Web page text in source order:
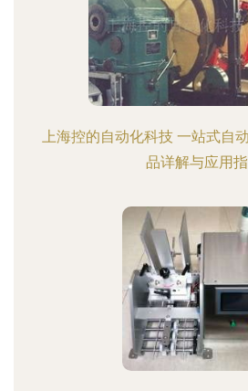
上海控的自动化科技 一站式自
品详解与应用